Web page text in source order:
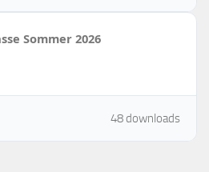
Sommer 2026
48 downloads